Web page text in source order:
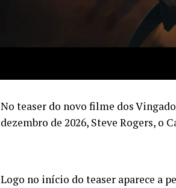
No teaser do novo filme dos
dezembro de 2026, Steve Rogers,
Logo no início do teaser aparece a